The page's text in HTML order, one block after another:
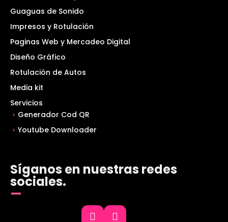
Guaguas de Sonido
Impresos y Rotulación
Paginas Web y Mercadeo Digital
Diseño Gráfico
Rotulación de Autos
Media kit
Servicios
Generador Cod QR
Youtube Downloader
Síganos en nuestras redes
sociales.